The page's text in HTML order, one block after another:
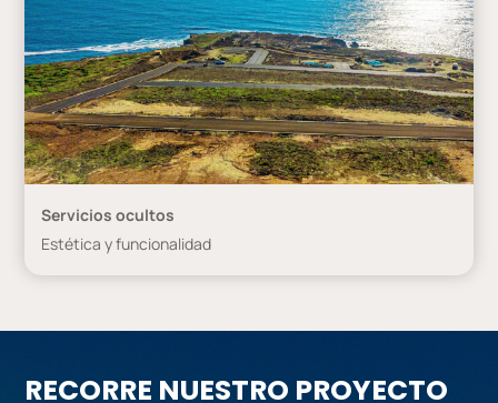
Servicios ocultos
Estética y funcionalidad
RECORRE NUESTRO PROYECTO